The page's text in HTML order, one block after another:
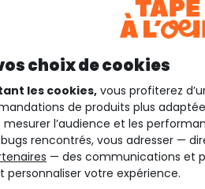
choix de cookies
les cookies, vous profiterez
de produits plus
mesurer l’audience et les
rencontrés, vous adresser —
— des communications et
personnaliser votre expérience.